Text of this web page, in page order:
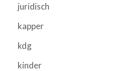
juridisch
kapper
kdg
kinder